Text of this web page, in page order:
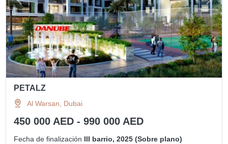
PETALZ
Al Warsan, Dubai
450 000 AED - 990 000 AED
Fecha de finalización III barrio, 2025 (Sobre plano)